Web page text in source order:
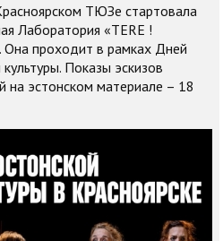
ТЮЗе стартовала
Лаборатория «TERE !
проходит в рамках Дней
культуры. Показы эскизов
на эстонском материале – 18